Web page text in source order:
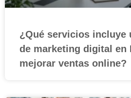
¿Qué servicios incluye
de marketing digital en
mejorar ventas online?